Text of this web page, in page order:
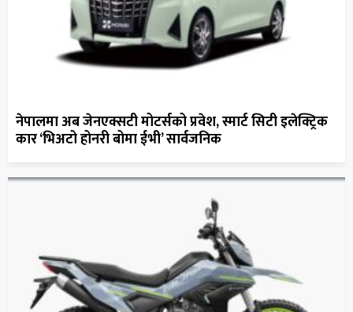
नेपालमा अब जेनएक्सटी मोटर्सको प्रवेश, स्मार्ट सिटी इलेक्ट्रिक
कार ‘भिअटो होनरी बोमा ईभी’ सार्वजनिक